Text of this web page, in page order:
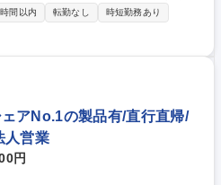
ィスプレイの提案、変更 ■SNSなどを
します。 ■評価制度：年に
の目標設定・個人と店長のコミュニケ
入れています。この制度では、ご自身
店舗、職種の希望を自由に伝えること
だけでなく、未経験の方も歓迎です！
転勤無/有名アパレルブランド『トゥ
間以内 転勤なし
時短勤務あり
ェアNo.1の製品有/直行直帰/
人営業
円